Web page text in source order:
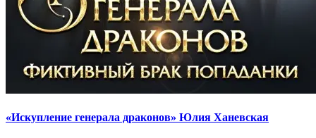
«Искупление генерала драконов» Юлия Ханевская